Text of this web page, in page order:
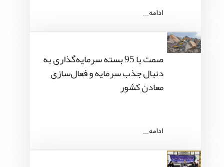
ادامه...
صمت با 95 بسته سرمایه‌گذاری به
دنبال جذب سرمایه و فعال‌سازی
معادن کشور
ادامه...